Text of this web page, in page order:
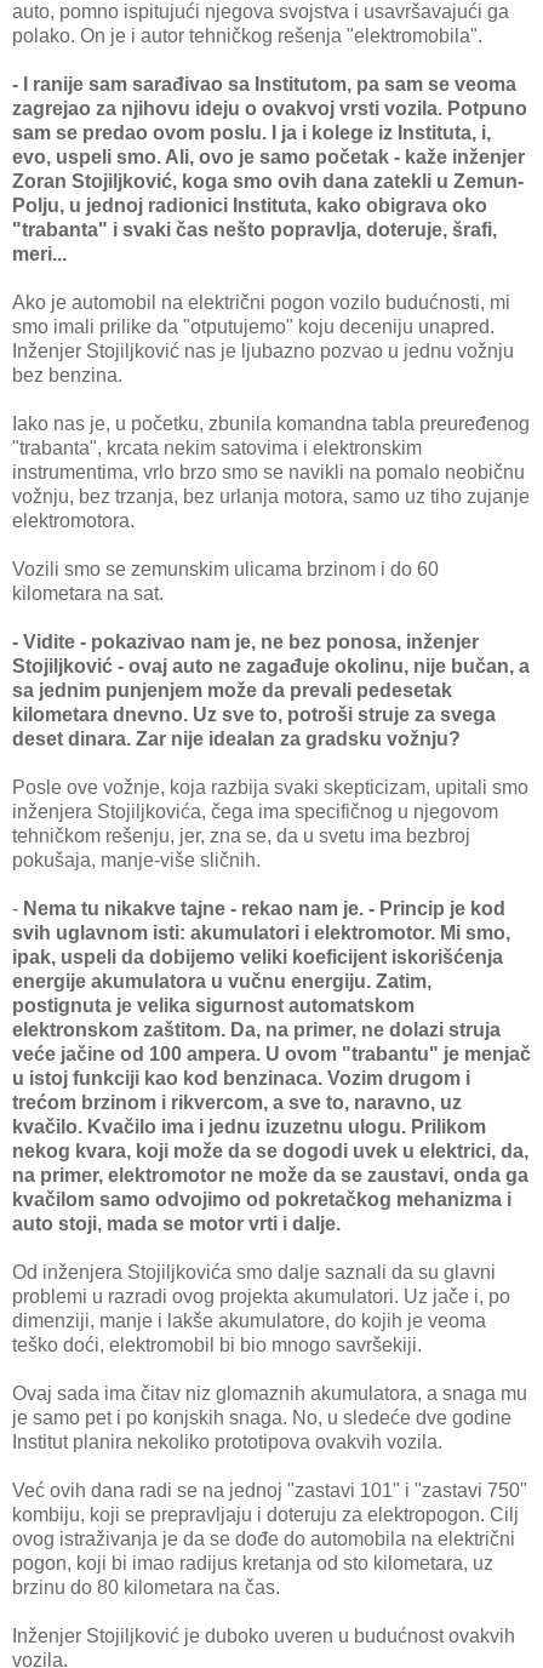
auto, pomno ispitujući njegova svojstva i usavršavajući ga
polako. On je i autor tehničkog rešenja "elektromobila".
- I ranije sam sarađivao sa Institutom, pa sam se veoma
zagrejao za njihovu ideju o ovakvoj vrsti vozila. Potpuno
sam se predao ovom poslu. I ja i kolege iz Instituta, i,
evo, uspeli smo. Ali, ovo je samo početak - kaže inženjer
Zoran Stojiljković, koga smo ovih dana zatekli u Zemun-
Polju, u jednoj radionici Instituta, kako obigrava oko
"trabanta" i svaki čas nešto popravlja, doteruje, šrafi,
meri...
Ako je automobil na električni pogon vozilo budućnosti, mi
smo imali prilike da "otputujemo" koju deceniju unapred.
Inženjer Stojiljković nas je ljubazno pozvao u jednu vožnju
bez benzina.
Iako nas je, u početku, zbunila komandna tabla preuređenog
"trabanta", krcata nekim satovima i elektronskim
instrumentima, vrlo brzo smo se navikli na pomalo neobičnu
vožnju, bez trzanja, bez urlanja motora, samo uz tiho zujanje
elektromotora.
Vozili smo se zemunskim ulicama brzinom i do 60
kilometara na sat.
- Vidite - pokazivao nam je, ne bez ponosa, inženjer
Stojiljković - ovaj auto ne zagađuje okolinu, nije bučan, a
sa jednim punjenjem može da prevali pedesetak
kilometara dnevno. Uz sve to, potroši struje za svega
deset dinara. Zar nije idealan za gradsku vožnju?
Posle ove vožnje, koja razbija svaki skepticizam, upitali smo
inženjera Stojiljkovića, čega ima specifičnog u njegovom
tehničkom rešenju, jer, zna se, da u svetu ima bezbroj
pokušaja, manje-više sličnih.
- Nema tu nikakve tajne - rekao nam je. - Princip je kod
svih uglavnom isti: akumulatori i elektromotor. Mi smo,
ipak, uspeli da dobijemo veliki koeficijent iskorišćenja
energije akumulatora u vučnu energiju. Zatim,
postignuta je velika sigurnost automatskom
elektronskom zaštitom. Da, na primer, ne dolazi struja
veće jačine od 100 ampera. U ovom "trabantu" je menjač
u istoj funkciji kao kod benzinaca. Vozim drugom i
trećom brzinom i rikvercom, a sve to, naravno, uz
kvačilo. Kvačilo ima i jednu izuzetnu ulogu. Prilikom
nekog kvara, koji može da se dogodi uvek u elektrici, da,
na primer, elektromotor ne može da se zaustavi, onda ga
kvačilom samo odvojimo od pokretačkog mehanizma i
auto stoji, mada se motor vrti i dalje.
Od inženjera Stojiljkovića smo dalje saznali da su glavni
problemi u razradi ovog projekta akumulatori. Uz jače i, po
dimenziji, manje i lakše akumulatore, do kojih je veoma
teško doći, elektromobil bi bio mnogo savršekiji.
Ovaj sada ima čitav niz glomaznih akumulatora, a snaga mu
je samo pet i po konjskih snaga. No, u sledeće dve godine
Institut planira nekoliko prototipova ovakvih vozila.
Već ovih dana radi se na jednoj "zastavi 101" i "zastavi 750"
kombiju, koji se prepravljaju i doteruju za elektropogon. Cilj
ovog istraživanja je da se dođe do automobila na električni
pogon, koji bi imao radijus kretanja od sto kilometara, uz
brzinu do 80 kilometara na čas.
Inženjer Stojiljković je duboko uveren u budućnost ovakvih
vozila.